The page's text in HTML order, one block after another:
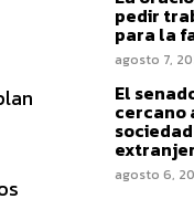
pedir
para la
agosto 7,
El
cercano
agosto 6,